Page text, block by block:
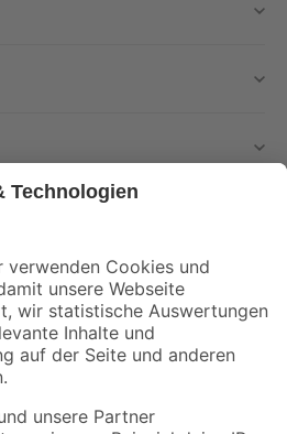
und Aktionen mehr verpassen!